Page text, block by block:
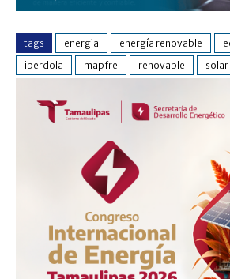
tags energia energía renovable
iberdola
mapfre renovable solar